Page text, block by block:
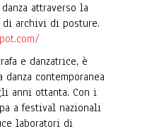
attraverso la
archivi di posture.
e danzatrice, è
contemporanea
anni ottanta. Con i
a festival nazionali
laboratori di